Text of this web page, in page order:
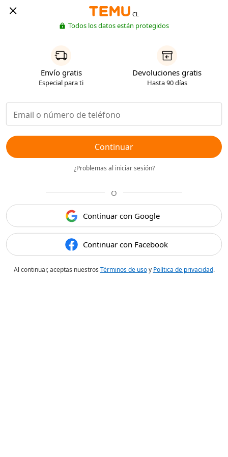
CL
Todos los datos están protegidos
Envío gratis
Especial para ti
Devoluciones gratis
Hasta 90 días
Continuar
¿Problemas al iniciar sesión?
O
Continuar con Google
Continuar con Facebook
Al continuar, aceptas nuestros Términos de usoy Política de privacidad.